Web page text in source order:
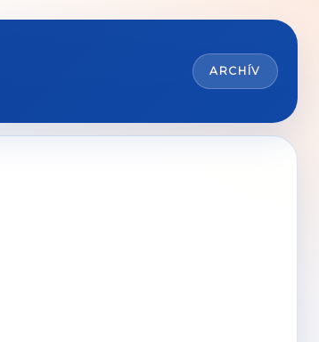
ARCHÍV